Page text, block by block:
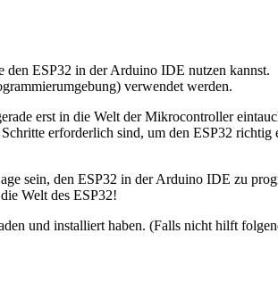
ESP32 in der Arduino IDE nutzen kannst.
verwendet werden.
erst in die Welt der Mikrocontroller
erforderlich sind, um den ESP32
sein, den ESP32 in der Arduino IDE zu
Welt des ESP32!
und installiert haben. (Falls nicht hilft